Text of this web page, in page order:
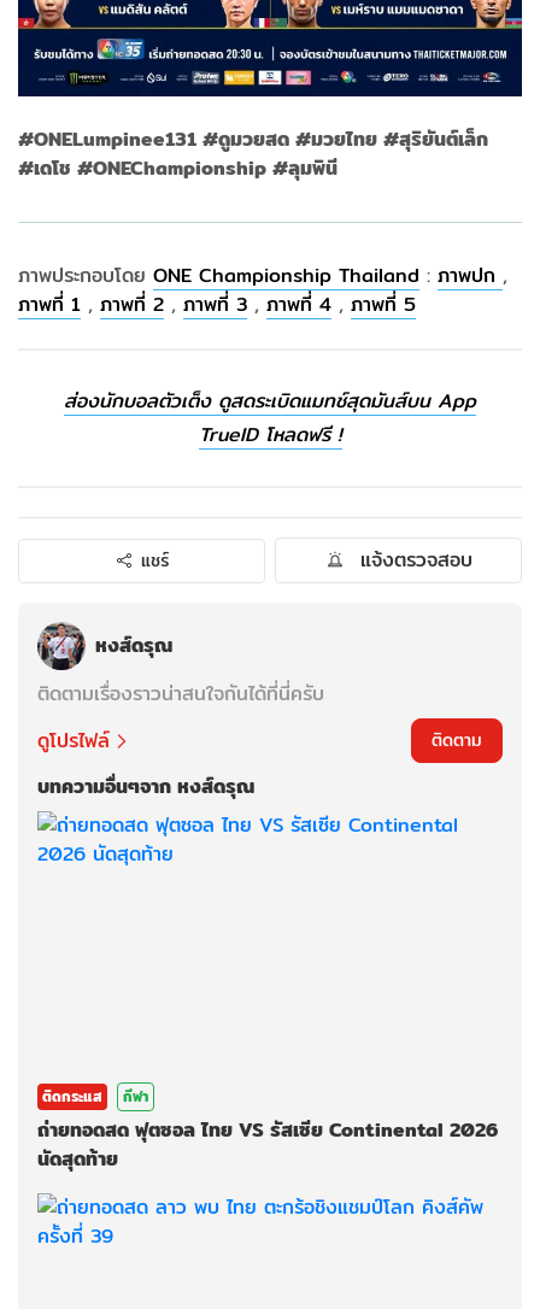
#ONELumpinee131 #ดูมวยสด #มวยไทย #สุริยันต์เล็ก
#เดโช #ONEChampionship #ลุมพินี
ภาพประกอบโดย ONE Championship Thailand : ภาพปก ,
ภาพที่ 1 , ภาพที่ 2 , ภาพที่ 3 , ภาพที่ 4 , ภาพที่ 5
ส่องนักบอลตัวเต็ง ดูสดระเบิดแมทช์สุดมันส์บน App
TrueID โหลดฟรี !
แชร์ แจ้งตรวจสอบ
หงส์ดรุณ
ติดตามเรื่องราวน่าสนใจกันได้ที่นี่ครับ
ดูโปรไฟล์
ติดตาม
บทความอื่นๆจาก หงส์ดรุณ
ติดกระแส กีฬา
ถ่ายทอดสด ฟุตซอล ไทย VS รัสเซีย Continental 2026
นัดสุดท้าย